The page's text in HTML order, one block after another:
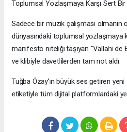
Toplumsal Yozlaşmaya Karşı Sert
Sadece bir müzik çalışması olmanın
dünyasındaki toplumsal yozlaşmaya
manifesto niteliği taşıyan "Vallahi de
ve klibiyle davetlilerden tam not aldı.
Tuğba Özay'ın büyük ses getiren yeni
etiketiyle tüm dijital platformlardaki